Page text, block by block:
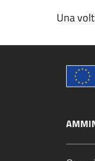
Una